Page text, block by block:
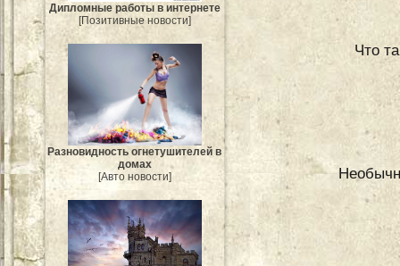
Дипломные работы в интернете
[Позитивные новости]
Разновидность огнетушителей в
домах
[Авто новости]
Что